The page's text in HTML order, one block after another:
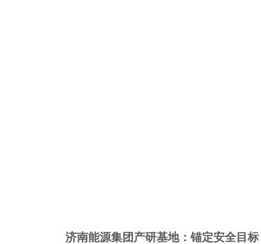
济南能源集团产研基地：锚定安全目标